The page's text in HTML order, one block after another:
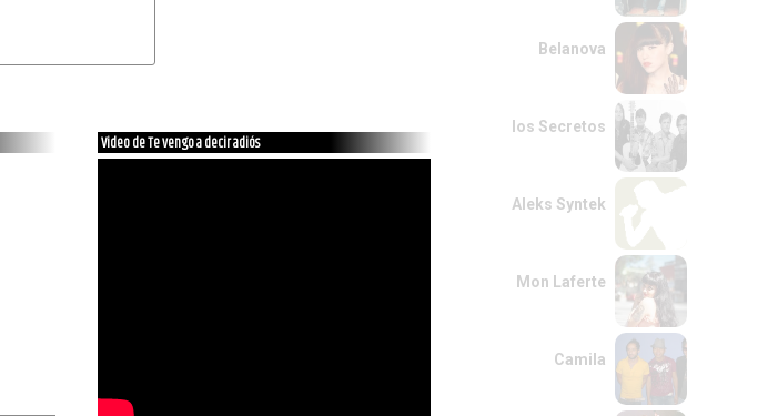
Video de Te vengo a decir adiós
Belanova
los Secretos
Aleks Syntek
Mon Laferte
Camila